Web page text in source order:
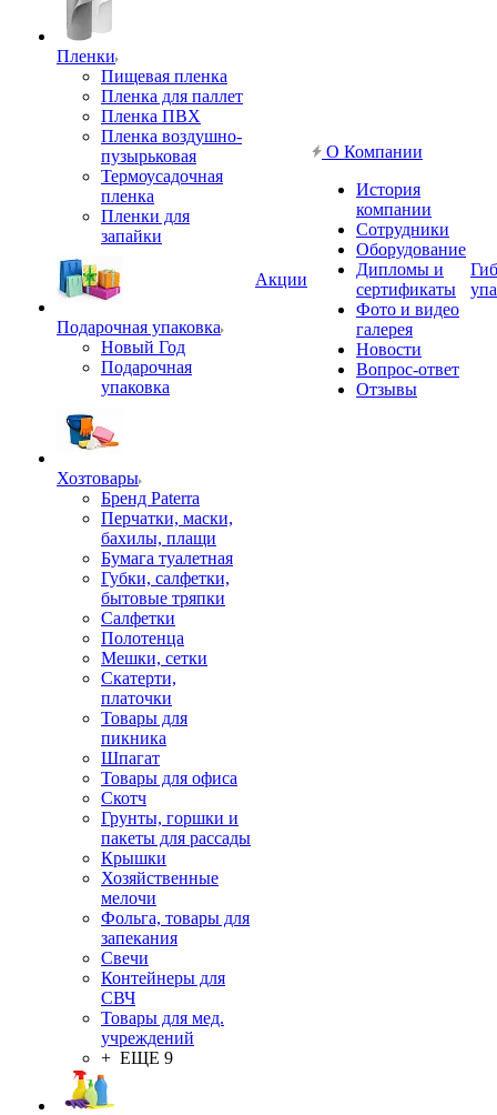
Пленки
Пищевая пленка
Пленка для паллет
Пленка ПВХ
Пленка воздушно-
пузырьковая
Термоусадочная
пленка
Пленки для
запайки
Подарочная упаковка
Новый Год
Подарочная
упаковка
Хозтовары
Бренд Paterra
Перчатки, маски,
бахилы, плащи
Бумага туалетная
Губки, салфетки,
бытовые тряпки
Салфетки
Полотенца
Мешки, сетки
Скатерти,
платочки
Товары для
пикника
Шпагат
Товары для офиса
Скотч
Грунты, горшки и
пакеты для рассады
Крышки
Хозяйственные
мелочи
Фольга, товары для
запекания
Свечи
Контейнеры для
СВЧ
Товары для мед.
учреждений
+ ЕЩЕ 9
Акции
О Компании
История
компании
Сотрудники
Оборудование
Дипломы и
сертификаты
Фото и видео
галерея
Новости
Вопрос-ответ
Отзывы